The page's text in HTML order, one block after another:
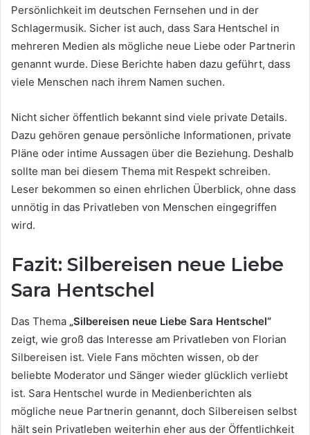
Persönlichkeit im deutschen Fernsehen und in der
Schlagermusik. Sicher ist auch, dass Sara Hentschel in
mehreren Medien als mögliche neue Liebe oder Partnerin
genannt wurde. Diese Berichte haben dazu geführt, dass
viele Menschen nach ihrem Namen suchen.
Nicht sicher öffentlich bekannt sind viele private Details.
Dazu gehören genaue persönliche Informationen, private
Pläne oder intime Aussagen über die Beziehung. Deshalb
sollte man bei diesem Thema mit Respekt schreiben.
Leser bekommen so einen ehrlichen Überblick, ohne dass
unnötig in das Privatleben von Menschen eingegriffen
wird.
Fazit: Silbereisen neue Liebe
Sara Hentschel
Das Thema „Silbereisen neue Liebe Sara Hentschel“
zeigt, wie groß das Interesse am Privatleben von Florian
Silbereisen ist. Viele Fans möchten wissen, ob der
beliebte Moderator und Sänger wieder glücklich verliebt
ist. Sara Hentschel wurde in Medienberichten als
mögliche neue Partnerin genannt, doch Silbereisen selbst
hält sein Privatleben weiterhin eher aus der Öffentlichkeit